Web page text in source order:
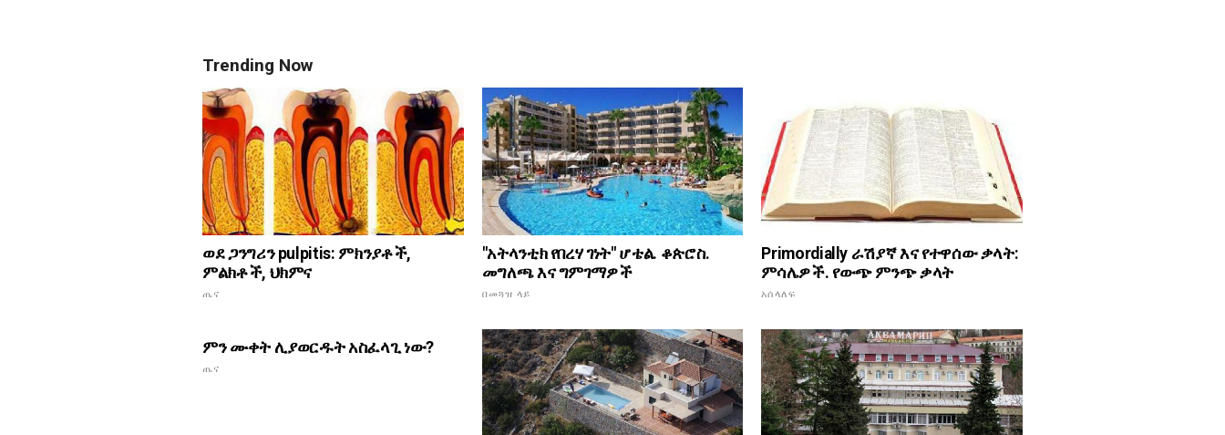
Trending Now
ወደ ጋንግሪን pulpitis: ምክንያቶች,
ምልክቶች, ህክምና
ጤና
"አትላንቲክ የበረሃ ገነት" ሆቴል. ቆጵሮስ.
መግለጫ እና ግምገማዎች
በመጓዝ ላይ
Primordially ራሽያኛ እና የተዋሰው ቃላት:
ምሳሌዎች. የውጭ ምንጭ ቃላት
አሰላለፍ
ምን ሙቀት ሊያወርዱት አስፈላጊ ነው?
ጤና